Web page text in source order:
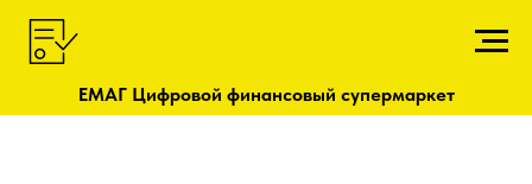
ЕМАГ Цифровой финансовый супермаркет